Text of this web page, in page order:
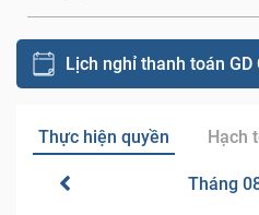
Lịch nghỉ thanh toán GD
Thực hiện quyền Hạch
Tháng